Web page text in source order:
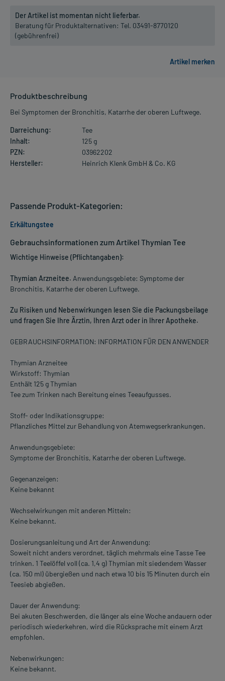
Der Artikel ist momentan nicht lieferbar.
Beratung für Produktalternativen: Tel. 03491-8770120
(gebührenfrei)
Produktbeschreibung
Bei Symptomen der Bronchitis, Katarrhe der oberen Luftwege.
Darreichung:
Tee
Inhalt:
125 g
PZN:
03962202
Hersteller:
Heinrich Klenk GmbH & Co. KG
Gebrauchsinformationen zum Artikel Thymian Tee
Wichtige Hinweise (Pflichtangaben):
Thymian Arzneitee. Anwendungsgebiete: Symptome der
Bronchitis, Katarrhe der oberen Luftwege.
Zu Risiken und Nebenwirkungen lesen Sie die Packungsbeilage
und fragen Sie Ihre Ärztin, Ihren Arzt oder in Ihrer Apotheke.
GEBRAUCHSINFORMATION: INFORMATION FÜR DEN ANWENDER
Thymian Arzneitee
Wirkstoff: Thymian
Enthält 125 g Thymian
Tee zum Trinken nach Bereitung eines Teeaufgusses.
Stoff- oder Indikationsgruppe:
Pflanzliches Mittel zur Behandlung von Atemwegserkrankungen.
Anwendungsgebiete:
Symptome der Bronchitis, Katarrhe der oberen Luftwege.
Gegenanzeigen:
Keine bekannt
Wechselwirkungen mit anderen Mitteln:
Keine bekannt.
Dosierungsanleitung und Art der Anwendung:
Soweit nicht anders verordnet, täglich mehrmals eine Tasse Tee
trinken. 1 Teelöffel voll (ca. 1,4 g) Thymian mit siedendem Wasser
(ca. 150 ml) übergießen und nach etwa 10 bis 15 Minuten durch ein
Teesieb abgießen.
Dauer der Anwendung:
Bei akuten Beschwerden, die länger als eine Woche andauern oder
periodisch wiederkehren, wird die Rücksprache mit einem Arzt
empfohlen.
Nebenwirkungen:
Keine bekannt.
Passende Produkt-Kategorien:
Erkältungstee